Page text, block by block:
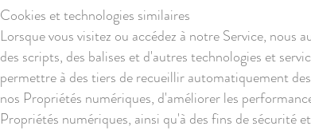
Cookies et technologies similaires
Lorsque vous visitez ou accédez à notre Service, nous
des scripts, des balises et d'autres technologies et
permettre à des tiers de recueillir automatiquement
nos Propriétés numériques, d'améliorer les
Propriétés numériques, ainsi qu'à des fins de sécurité